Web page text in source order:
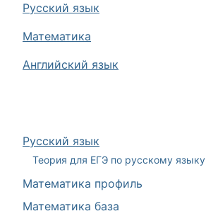
Русский язык
Теория для ЕГЭ по русскому языку
Математика профиль
Математика база
Русский язык
Математика
Английский язык